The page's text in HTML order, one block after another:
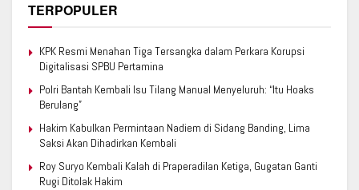
TERPOPULER
KPK Resmi Menahan Tiga Tersangka dalam Perkara Korupsi
Digitalisasi SPBU Pertamina
Polri Bantah Kembali Isu Tilang Manual Menyeluruh: “Itu Hoaks
Berulang”
Hakim Kabulkan Permintaan Nadiem di Sidang Banding, Lima
Saksi Akan Dihadirkan Kembali
Roy Suryo Kembali Kalah di Praperadilan Ketiga, Gugatan Ganti
Rugi Ditolak Hakim